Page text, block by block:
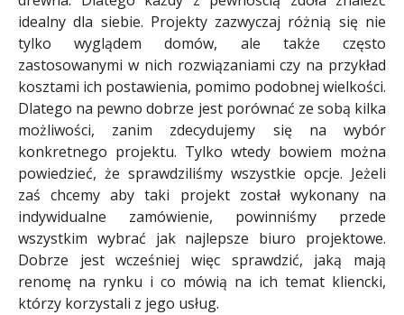
idealny dla siebie. Projekty zazwyczaj różnią się nie
tylko wyglądem domów, ale także często
zastosowanymi w nich rozwiązaniami czy na przykład
kosztami ich postawienia, pomimo podobnej wielkości.
Dlatego na pewno dobrze jest porównać ze sobą kilka
możliwości, zanim zdecydujemy się na wybór
konkretnego projektu. Tylko wtedy bowiem można
powiedzieć, że sprawdziliśmy wszystkie opcje. Jeżeli
zaś chcemy aby taki projekt został wykonany na
indywidualne zamówienie, powinniśmy przede
wszystkim wybrać jak najlepsze biuro projektowe.
Dobrze jest wcześniej więc sprawdzić, jaką mają
renomę na rynku i co mówią na ich temat kliencki,
którzy korzystali z jego usług.